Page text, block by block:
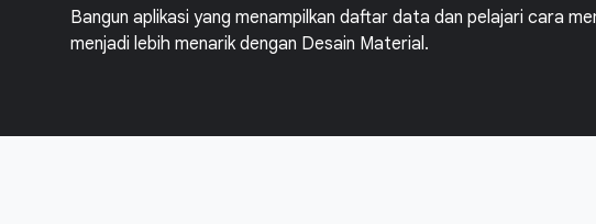
Bangun aplikasi yang menampilkan daftar data dan pelajari cara
menjadi lebih menarik dengan Desain Material.